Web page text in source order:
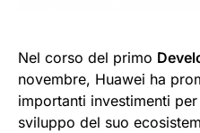
Nel corso del primo
novembre, Huawei ha
importanti investimenti
sviluppo del suo